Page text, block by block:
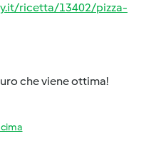
ricetta/13402/pizza-
che viene ottima!
cima